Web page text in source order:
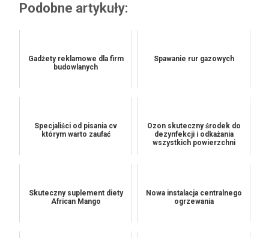
Podobne artykuły:
Gadżety reklamowe dla firm
budowlanych
Spawanie rur gazowych
Specjaliści od pisania cv
którym warto zaufać
Ozon skuteczny środek do
dezynfekcji i odkażania
wszystkich powierzchni
Skuteczny suplement diety
African Mango
Nowa instalacja centralnego
ogrzewania